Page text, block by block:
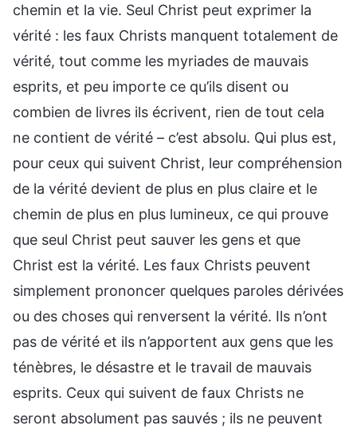
chemin et la vie. Seul Christ peut exprimer la
vérité : les faux Christs manquent totalement de
vérité, tout comme les myriades de mauvais
esprits, et peu importe ce qu’ils disent ou
combien de livres ils écrivent, rien de tout cela
ne contient de vérité – c’est absolu. Qui plus est,
pour ceux qui suivent Christ, leur compréhension
de la vérité devient de plus en plus claire et le
chemin de plus en plus lumineux, ce qui prouve
que seul Christ peut sauver les gens et que
Christ est la vérité. Les faux Christs peuvent
simplement prononcer quelques paroles dérivées
ou des choses qui renversent la vérité. Ils n’ont
pas de vérité et ils n’apportent aux gens que les
ténèbres, le désastre et le travail de mauvais
esprits. Ceux qui suivent de faux Christs ne
seront absolument pas sauvés ; ils ne peuvent